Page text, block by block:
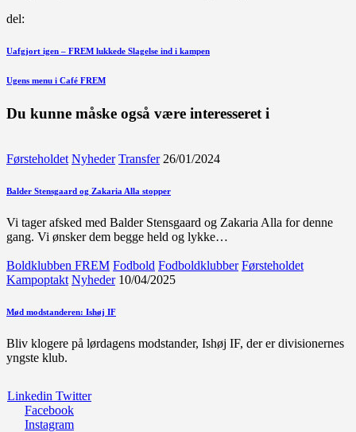
del:
Indlægsnavigation
Forrige
Uafgjort igen – FREM lukkede Slagelse ind i kampen
Næste
Ugens menu i Café FREM
Du kunne måske også være interesseret i
Førsteholdet Nyheder Transfer 26/01/2024
Balder Stensgaard og Zakaria Alla stopper
Vi tager afsked med Balder Stensgaard og Zakaria Alla for denne
gang. Vi ønsker dem begge held og lykke…
Boldklubben FREM Fodbold Fodboldklubber Førsteholdet
Kampoptakt Nyheder 10/04/2025
Mød modstanderen: Ishøj IF
Bliv klogere på lørdagens modstander, Ishøj IF, der er divisionernes
yngste klub.
Linkedin Twitter
Facebook
Instagram